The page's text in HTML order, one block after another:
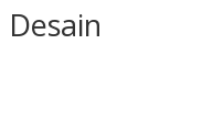
Desain